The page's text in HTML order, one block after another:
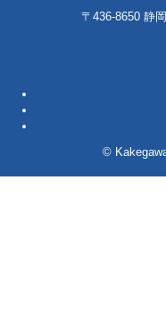
〒436-8650 静
©